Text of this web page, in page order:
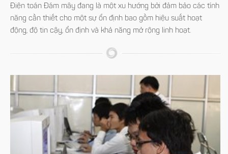
Điện toán Đám mây đang là một xu hướng bởi đảm bảo các tính
năng cần thiết cho một sự ổn định bao gồm hiệu suất hoạt
động, độ tin cậy, ổn định và khả năng mở rộng linh hoạt.